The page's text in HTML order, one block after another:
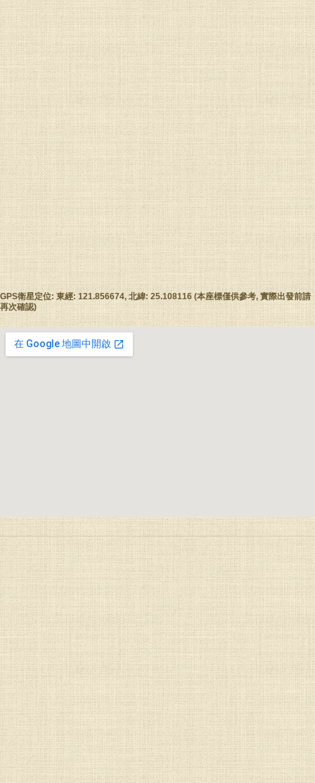
GPS衛星定位: 東經: 121.856674, 北緯: 25.108116 (本座標僅供參考, 實際出發前請
再次確認)